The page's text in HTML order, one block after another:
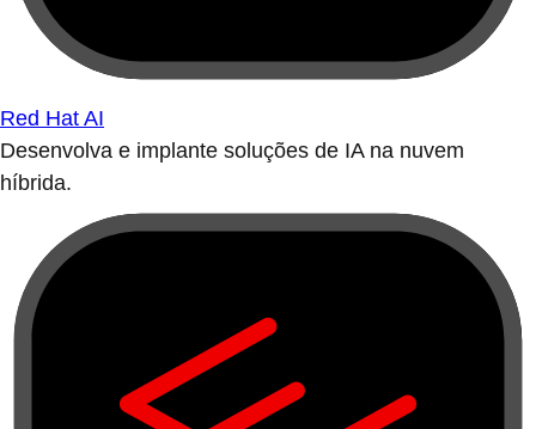
Red Hat AI
Desenvolva e implante soluções de IA na nuvem
híbrida.